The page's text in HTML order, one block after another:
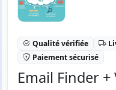
Qualité vérifiée
Paiement sécurisé
Email Finder